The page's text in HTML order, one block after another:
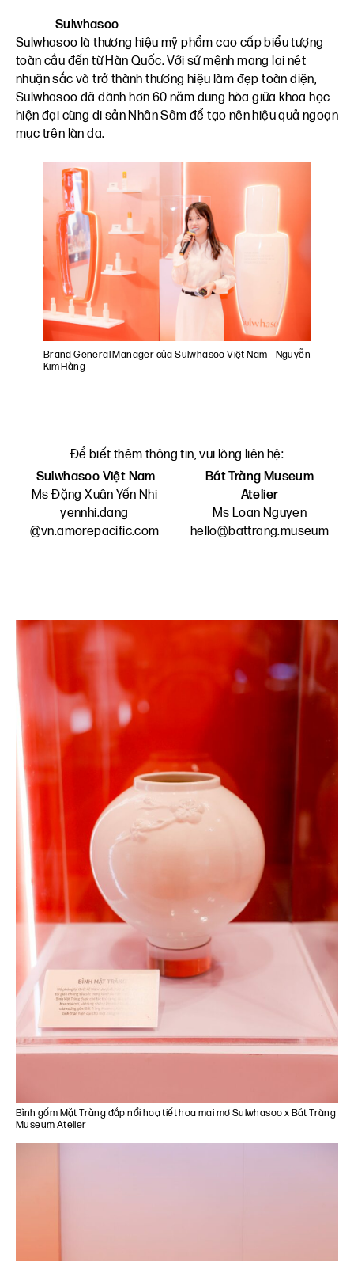
Sulwhasoo
Sulwhasoo là thương hiệu mỹ phẩm cao cấp biểu tượng
toàn cầu đến từ Hàn Quốc. Với sứ mệnh mang lại nét
nhuận sắc và trở thành thương hiệu làm đẹp toàn diện,
Sulwhasoo đã dành hơn 60 năm dung hòa giữa khoa học
hiện đại cùng di sản Nhân Sâm để tạo nên hiệu quả ngoạn
mục trên làn da.
Brand General Manager của Sulwhasoo Việt Nam – Nguyễn
Kim Hằng
Để biết thêm thông tin, vui lòng liên hệ:
Sulwhasoo Việt Nam
Ms Đặng Xuân Yến Nhi
yennhi.dang
@vn.amorepacific.com
Bát Tràng Museum
Atelier
Ms Loan Nguyen
hello@battrang.museum
Bình gốm Mặt Trăng đắp nổi hoạ tiết hoa mai mơ Sulwhasoo x Bát Tràng
Museum Atelier